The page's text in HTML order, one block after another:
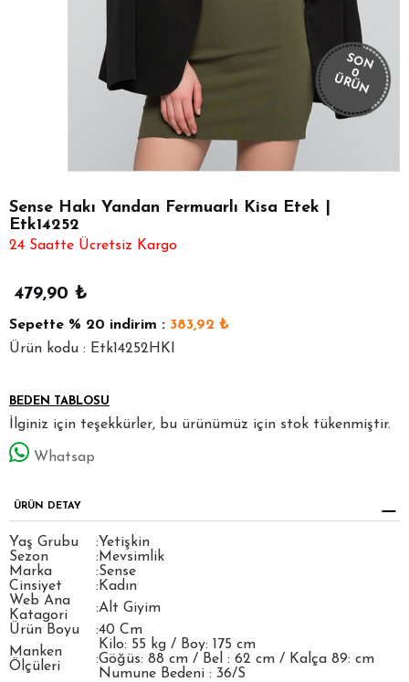
SON
0
ÜRÜN
Sense Hakı Yandan Fermuarlı Kisa Etek |
Etk14252
24 Saatte Ücretsiz Kargo
479,90 ₺
Sepette % 20 indirim : 383,92 ₺
Ürün kodu : Etk14252HKI
BEDEN TABLOSU
İlginiz için teşekkürler, bu ürünümüz için stok tükenmiştir.
Whatsap
ÜRÜN DETAY
Yaş Grubu :Yetişkin
Sezon
:Mevsimlik
Marka
:Sense
Cinsiyet
: Kadın
Web Ana
Katagori
:Alt Giyim
Ürün Boyu
:40 Cm
Manken
Ölçüleri
:
Kilo: 55 kg / Boy: 175 cm
Göğüs: 88 cm / Bel : 62 cm / Kalça 89: cm
Numune Bedeni : 36/S